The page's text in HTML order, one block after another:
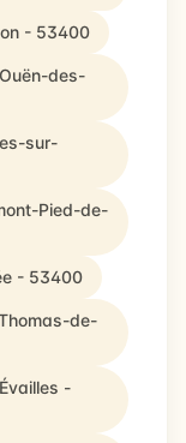
- 53400
des-
sur-
Pied-de-
- 53400
de-
-